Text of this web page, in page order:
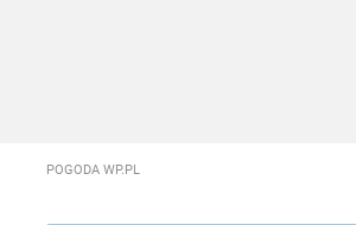
POGODA WP.PL